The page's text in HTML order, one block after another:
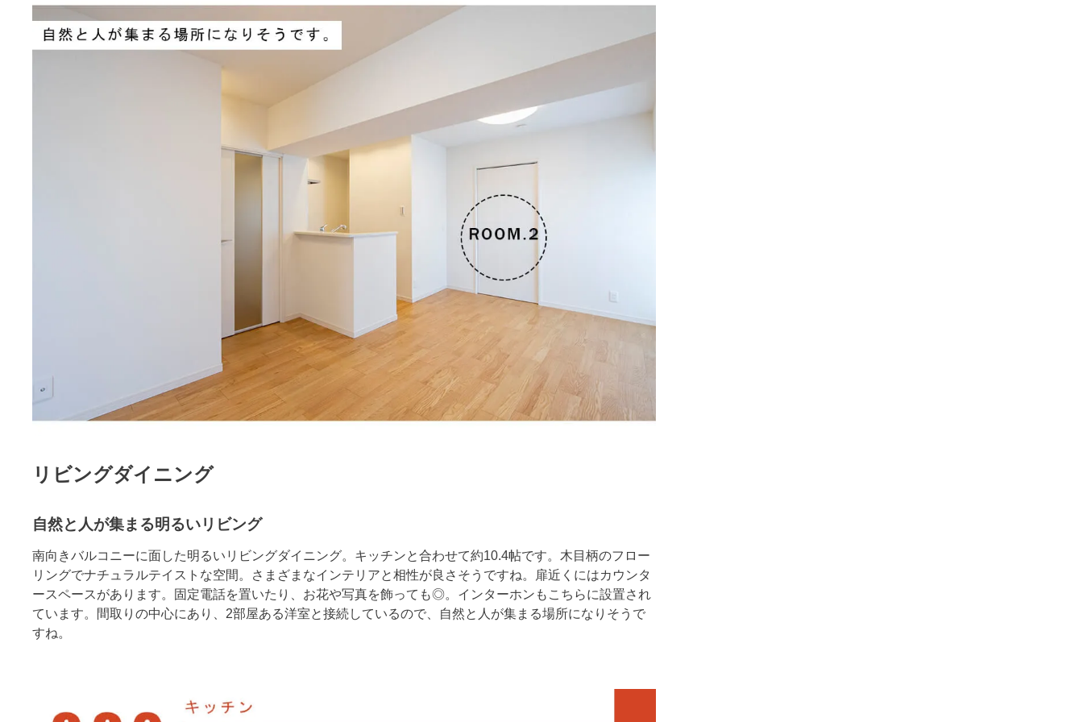
リビングダイニング
自然と人が集まる明るいリビング
南向きバルコニーに面した明るいリビングダイニング。キッチンと合わせて約10.4帖です。木目柄のフロー
リングでナチュラルテイストな空間。さまざまなインテリアと相性が良さそうですね。扉近くにはカウンタ
ースペースがあります。固定電話を置いたり、お花や写真を飾っても◎。インターホンもこちらに設置され
ています。間取りの中心にあり、2部屋ある洋室と接続しているので、自然と人が集まる場所になりそうで
すね。